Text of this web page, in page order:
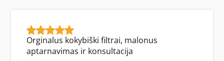
Orginalus kokybiški filtrai, malonus
aptarnavimas ir konsultacija